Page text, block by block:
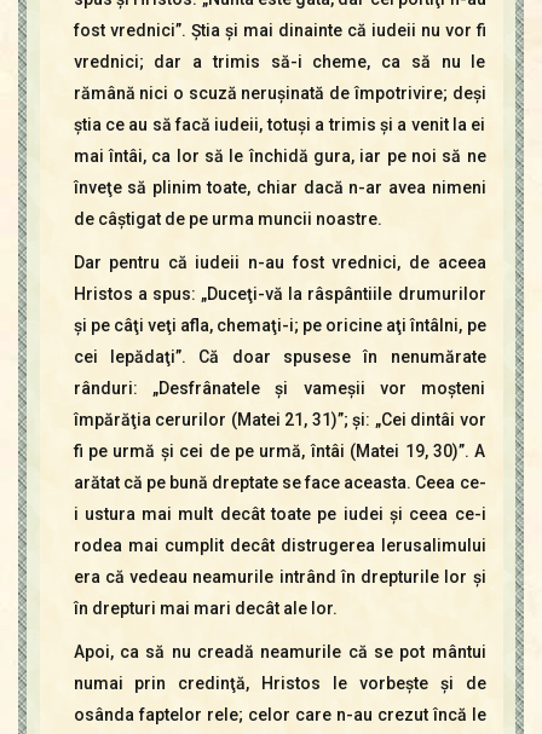
fost vrednici”. Ştia şi mai dinainte că iudeii nu vor fi
vrednici; dar a trimis să-i cheme, ca să nu le
rămână nici o scuză neruşinată de împotrivire; deşi
ştia ce au să facă iudeii, totuşi a trimis şi a venit la ei
mai întâi, ca lor să le închidă gura, iar pe noi să ne
înveţe să plinim toate, chiar dacă n-ar avea nimeni
de câştigat de pe urma muncii noastre.
Dar pentru că iudeii n-au fost vrednici, de aceea
Hristos a spus: „Duceţi-vă la râspântiile drumurilor
şi pe câţi veţi afla, chemaţi-i; pe oricine aţi întâlni, pe
cei lepădaţi”. Că doar spusese în nenumărate
rânduri: „Desfrânatele şi vameşii vor moşteni
împărăţia cerurilor (Matei 21, 31)”; şi: „Cei dintâi vor
fi pe urmă şi cei de pe urmă, întâi (Matei 19, 30)”. A
arătat că pe bună dreptate se face aceasta. Ceea ce-
i ustura mai mult decât toate pe iudei şi ceea ce-i
rodea mai cumplit decât distrugerea Ierusalimului
era că vedeau neamurile intrând în drepturile lor şi
în drepturi mai mari decât ale lor.
Apoi, ca să nu creadă neamurile că se pot mântui
numai prin credinţă, Hristos le vorbeşte şi de
osânda faptelor rele; celor care n-au crezut încă le